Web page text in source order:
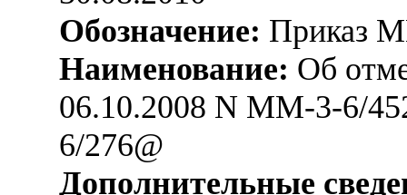
Обозначение: Приказ
Наименование: Об
06.10.2008 N ММ-3-6/
6/276@
Дополнительные